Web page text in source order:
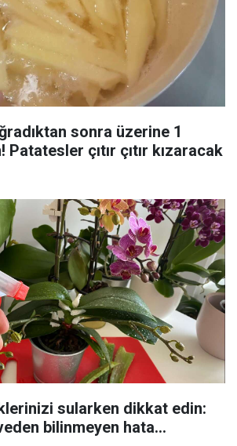
sonra üzerine 1
çıtır çıtır kızaracak
sularken dikkat edin:
bilinmeyen hata...